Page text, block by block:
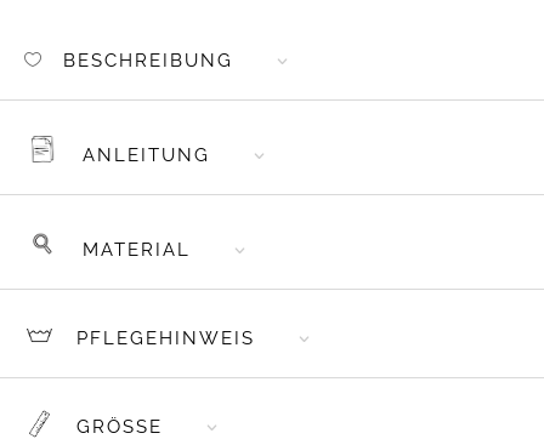
BESCHREIBUNG
ANLEITUNG
MATERIAL
PFLEGEHINWEIS
GRÖSSE